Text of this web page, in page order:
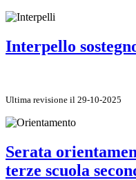
Interpello
Ultima revisione il 29-10-2025
Serata
terze scuola